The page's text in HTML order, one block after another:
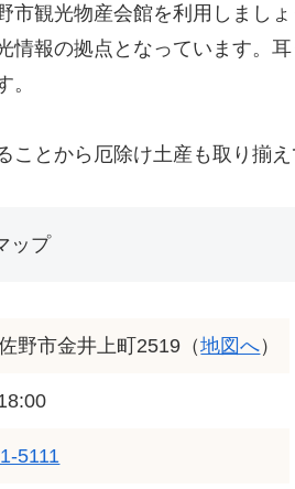
観光物産会館を利用しましょ
情報の拠点となっています。
。
ことから厄除け土産も取り揃え
ップ
野市金井上町2519（地図へ）
5111